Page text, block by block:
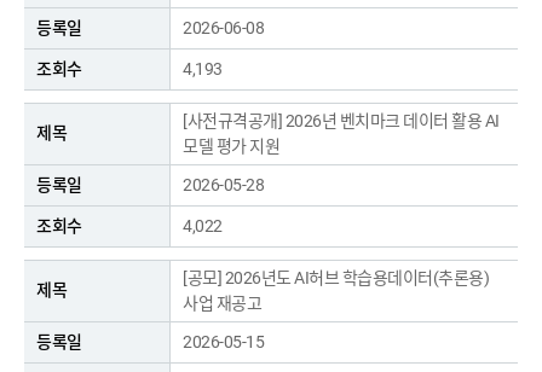
2026-06-08
4,193
[사전규격공개] 2026년 벤치마크 데이터 활용 AI
모델 평가 지원
2026-05-28
4,022
[공모] 2026년도 AI허브 학습용데이터(추론용)
사업 재공고
2026-05-15